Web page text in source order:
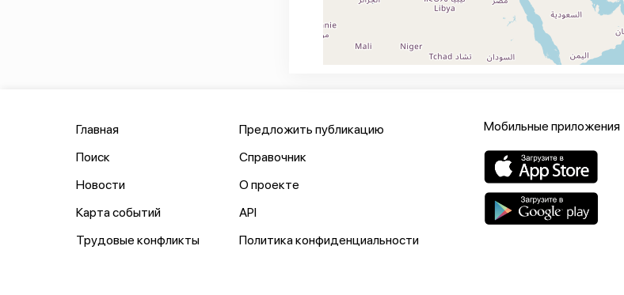
Главная
Поиск
Новости
Карта событий
Трудовые конфликты
Предложить публикацию
Справочник
О проекте
API
Политика конфиденциальности
Мобильные приложения